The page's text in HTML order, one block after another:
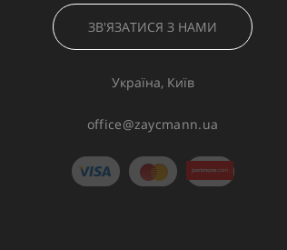
ЗВ'ЯЗАТИСЯ З НАМИ
Україна, Київ
office@zaycmann.ua